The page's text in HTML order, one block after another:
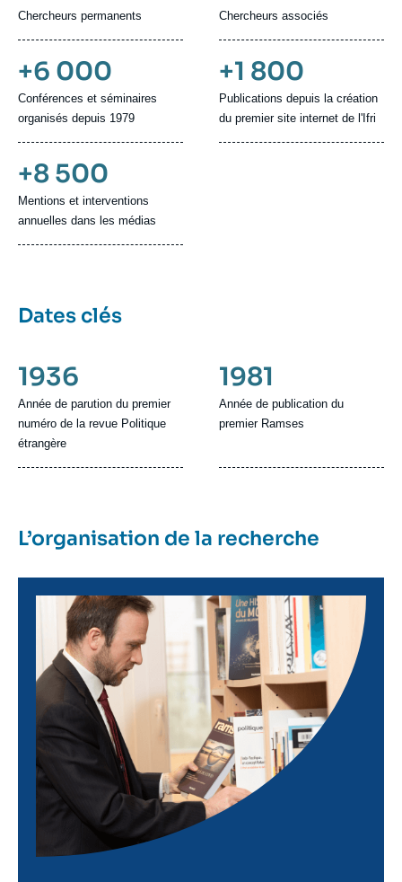
Chercheurs permanents Chercheurs associés
+6 000
Conférences et séminaires
organisés depuis 1979
+1 800
Publications depuis la création
du premier site internet de l'Ifri
+8 500
Mentions et interventions
annuelles dans les médias
Dates clés
1936
Année de parution du premier
numéro de la revue Politique
étrangère
1981
Année de publication du
premier Ramses
L’organisation de la recherche
Image